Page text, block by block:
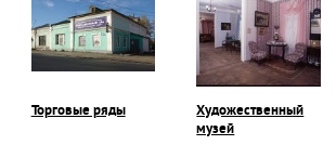
Торговые ряды
Художественный
музей